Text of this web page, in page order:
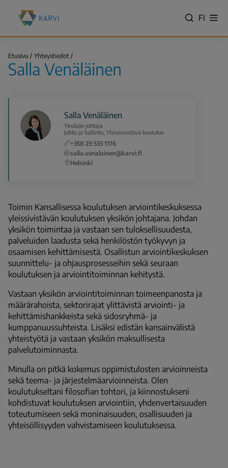
pääsisältöön
Kansallinen
koulutuksen
arviointikeskus
FI
Murupolku
Etusivu Yhteystiedot
Salla Venäläinen
Salla Venäläinen
Yksikön johtaja
Johto ja hallinto, Yleissivistävä koulutus
+358 29 533 1176
salla.venalainen@karvi.fi
Helsinki
Toimin Kansallisessa koulutuksen arviointikeskuksessa
yleissivistävän koulutuksen yksikön johtajana. Johdan
yksikön toimintaa ja vastaan sen tuloksellisuudesta,
palveluiden laadusta sekä henkilöstön työkyvyn ja
osaamisen kehittämisestä. Osallistun arviointikeskuksen
suunnittelu- ja ohjausprosesseihin sekä seuraan
koulutuksen ja arviointitoiminnan kehitystä.
Vastaan yksikön arviointitoiminnan toimeenpanosta ja
määrärahoista, sektorirajat ylittävistä arviointi- ja
kehittämishankkeista sekä sidosryhmä- ja
kumppanuussuhteista. Lisäksi edistän kansainvälistä
yhteistyötä ja vastaan yksikön maksullisesta
palvelutoiminnasta.
Minulla on pitkä kokemus oppimistulosten arvioinneista
sekä teema- ja järjestelmäarvioinneista. Olen
koulutukseltani filosofian tohtori, ja kiinnostukseni
kohdistuvat koulutuksen arviointiin, yhdenvertaisuuden
toteutumiseen sekä moninaisuuden, osallisuuden ja
yhteisöllisyyden vahvistamiseen koulutuksessa.